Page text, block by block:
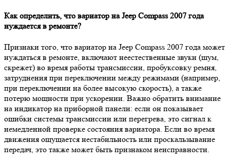
Как определить, что вариатор на Jeep Compass 2007 года
нуждается в ремонте?
Признаки того, что вариатор на Jeep Compass 2007 года может
нуждаться в ремонте, включают неестественные звуки (шум,
скрежет) во время работы трансмиссии, пробуксовку ремня,
затруднения при переключении между режимами (например,
при переключении на более высокую скорость), а также
потерю мощности при ускорении. Важно обратить внимание
на индикатор на приборной панели: если он показывает
ошибки системы трансмиссии или перегрева, это сигнал к
немедленной проверке состояния вариатора. Если во время
движения ощущается нестабильность или проскальзывание
передач, это также может быть признаком неисправности.